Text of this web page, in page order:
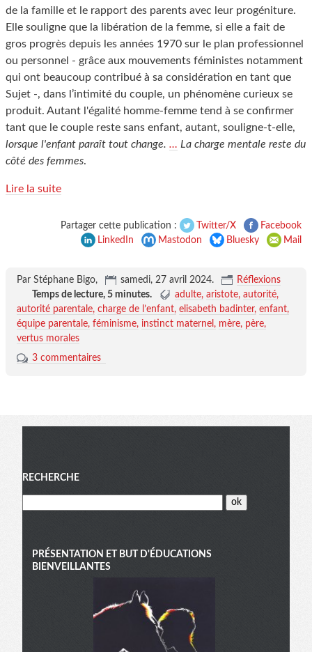
de la famille et le rapport des parents avec leur progéniture.
Elle souligne que la libération de la femme, si elle a fait de
gros progrès depuis les années 1970 sur le plan professionnel
ou personnel - grâce aux mouvements féministes notamment
qui ont beaucoup contribué à sa considération en tant que
Sujet -, dans l’intimité du couple, un phénomène curieux se
produit. Autant l'égalité homme-femme tend à se confirmer
tant que le couple reste sans enfant, autant, souligne-t-elle,
lorsque l'enfant paraît tout change. … La charge mentale reste du
côté des femmes.
Lire la suite
Partager cette publication : Twitter/X
Facebook
LinkedIn
Mastodon Bluesky Mail
Par Stéphane Bigo, samedi, 27 avril 2024.
Réflexions
Temps de lecture, 5 minutes. adulte aristote autorité
autorité parentale charge de l’enfant elisabeth badinter enfant
équipe parentale féminisme instinct maternel mère père
vertus morales
3 commentaires
Menu
RECHERCHE
PRÉSENTATION ET BUT D'ÉDUCATIONS
BIENVEILLANTES